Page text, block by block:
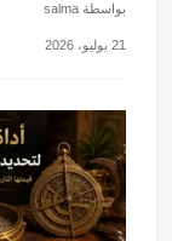
بواسطة salma
21 يوليو، 2026